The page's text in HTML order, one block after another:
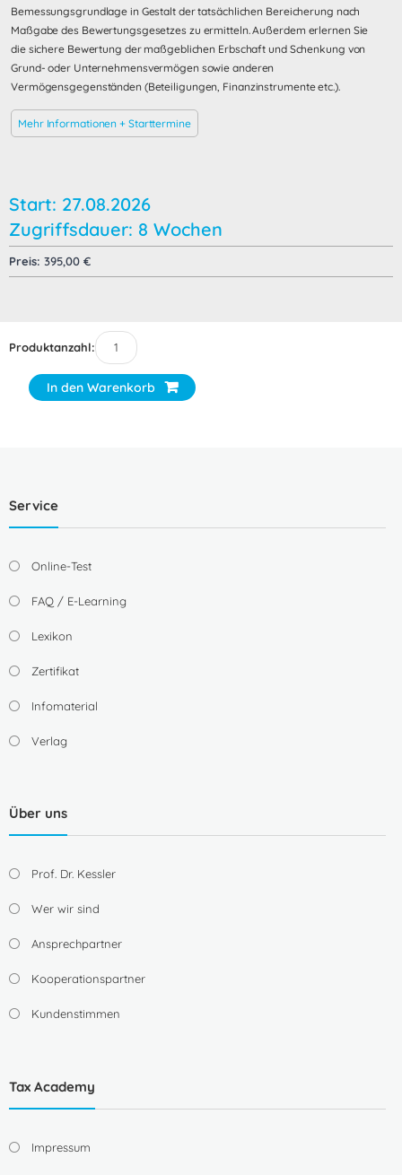
Bemessungsgrundlage in Gestalt der tatsächlichen Bereicherung nach
Maßgabe des Bewertungsgesetzes zu ermitteln. Außerdem erlernen Sie
die sichere Bewertung der maßgeblichen Erbschaft und Schenkung von
Grund- oder Unternehmensvermögen sowie anderen
Vermögensgegenständen (Beteiligungen, Finanzinstrumente etc.).
Mehr Informationen + Starttermine
Start: 27.08.2026
Zugriffsdauer: 8 Wochen
Preis: 395,00 €
Produktanzahl:
In den Warenkorb
Service
Online-Test
FAQ / E-Learning
Lexikon
Zertifikat
Infomaterial
Verlag
Über uns
Prof. Dr. Kessler
Wer wir sind
Ansprechpartner
Kooperationspartner
Kundenstimmen
Tax Academy
Impressum